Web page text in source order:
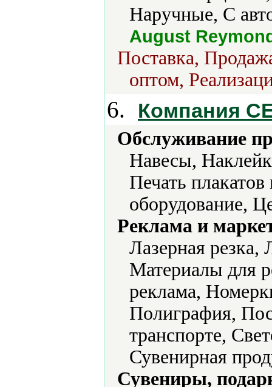
Наручные, С
August
Поставка,
оптом,
6. Компания
Обслуживание
Навесы,
Печать
оборудование,
Реклама и
Лазерная резка,
Материалы для
реклама,
Полиграфия,
транспорте,
Сувенирная
Сувениры,